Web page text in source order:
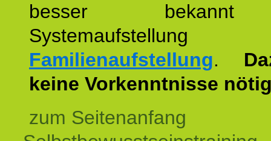
besser
Familienaufstellung.
keine Vorkenntnisse
zum Seitenanfang